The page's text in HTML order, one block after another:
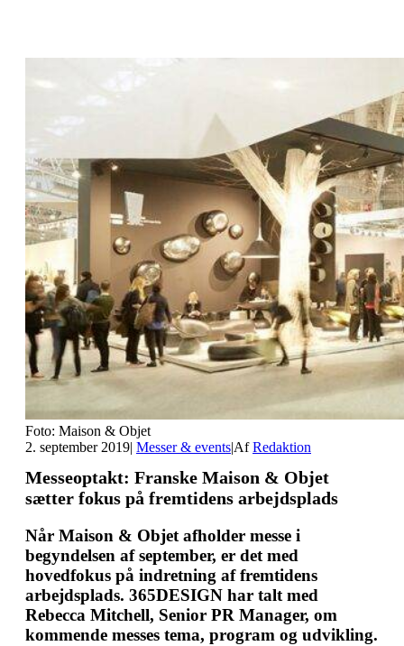
Foto: Maison & Objet
2. september 2019| Messer & events|AfRedaktion
Messeoptakt: Franske Maison & Objet
sætter fokus på fremtidens arbejdsplads
Når Maison & Objet afholder messe i
begyndelsen af september, er det med
hovedfokus på indretning af fremtidens
arbejdsplads. 365DESIGN har talt med
Rebecca Mitchell, Senior PR Manager, om
kommende messes tema, program og udvikling.